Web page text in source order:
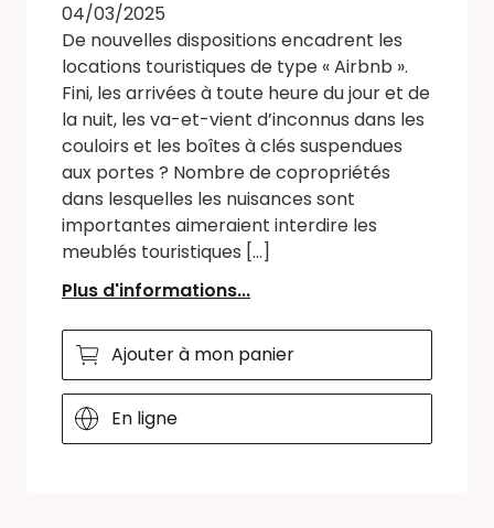
04/03/2025
De nouvelles dispositions encadrent les
locations touristiques de type « Airbnb ».
Fini, les arrivées à toute heure du jour et de
la nuit, les va-et-vient d’inconnus dans les
couloirs et les boîtes à clés suspendues
aux portes ? Nombre de copropriétés
dans lesquelles les nuisances sont
importantes aimeraient interdire les
meublés touristiques [...]
Plus d'informations...
Ajouter à mon panier
En ligne